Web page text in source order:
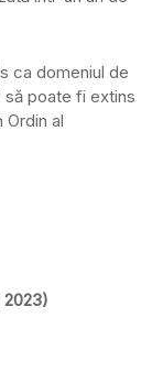
ca domeniul de
să poate fi extins
al